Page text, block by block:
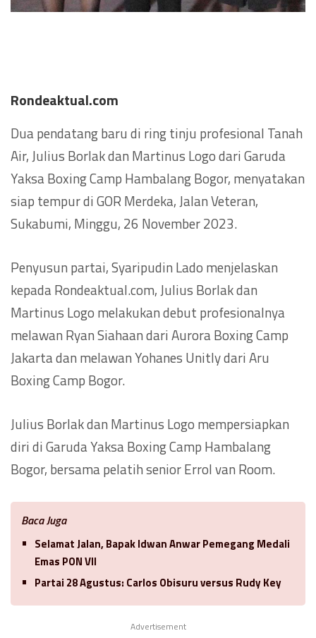
Rondeaktual.com
Dua pendatang baru di ring tinju profesional Tanah
Air, Julius Borlak dan Martinus Logo dari Garuda
Yaksa Boxing Camp Hambalang Bogor, menyatakan
siap tempur di GOR Merdeka, Jalan Veteran,
Sukabumi, Minggu, 26 November 2023.
Penyusun partai, Syaripudin Lado menjelaskan
kepada Rondeaktual.com, Julius Borlak dan
Martinus Logo melakukan debut profesionalnya
melawan Ryan Siahaan dari Aurora Boxing Camp
Jakarta dan melawan Yohanes Unitly dari Aru
Boxing Camp Bogor.
Julius Borlak dan Martinus Logo mempersiapkan
diri di Garuda Yaksa Boxing Camp Hambalang
Bogor, bersama pelatih senior Errol van Room.
Baca Juga
Selamat Jalan, Bapak Idwan Anwar Pemegang Medali
Emas PON VII
Partai 28 Agustus: Carlos Obisuru versus Rudy Key
Advertisement